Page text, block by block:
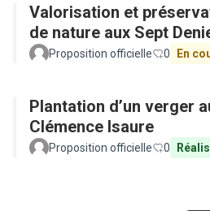
Valorisation et
de nature aux Sept
Proposition officielle 0 En
Plantation d’un verger
Clémence Isaure
Proposition officielle 0